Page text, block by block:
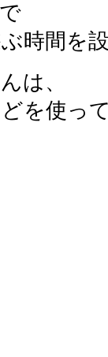
時間を
は、
を使っ